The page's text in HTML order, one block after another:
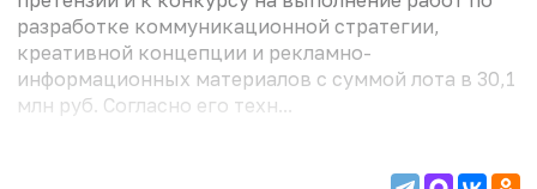
разработке коммуникационной стратегии,
креативной концепции и рекламно-
информационных материалов с суммой лота в 30,1
млн руб. Согласно его техн...